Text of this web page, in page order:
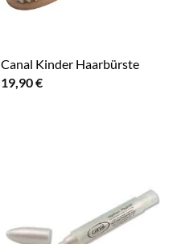
Canal Kinder Haarbürste
19,90€